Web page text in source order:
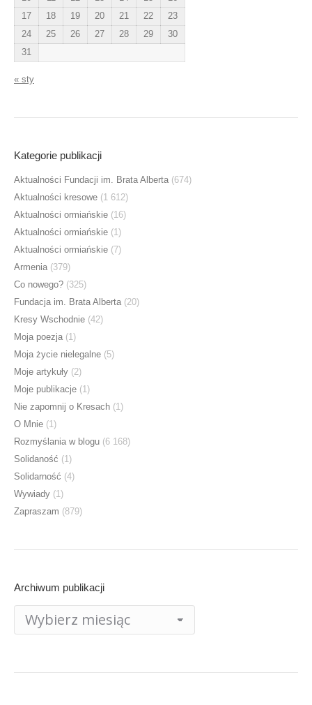
17
18 19 20 21 22
23
24
25 26 27 28 29
30
31
« sty
Kategorie publikacji
Aktualności Fundacji im. Brata Alberta (674)
Aktualności kresowe (1 612)
Aktualności ormiańskie (16)
Aktualności ormiańskie (1)
Aktualności ormiańskie (7)
Armenia (379)
Co nowego? (325)
Fundacja im. Brata Alberta (20)
Kresy Wschodnie (42)
Moja poezja (1)
Moja życie nielegalne (5)
Moje artykuły (2)
Moje publikacje (1)
Nie zapomnij o Kresach (1)
O Mnie (1)
Rozmyślania w blogu (6 168)
Solidaność (1)
Solidarność (4)
Wywiady (1)
Zapraszam (879)
Archiwum publikacji
publikacji